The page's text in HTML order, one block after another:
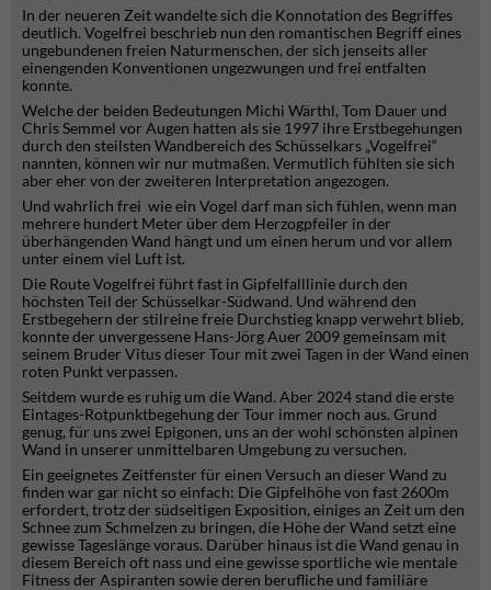
In der neueren Zeit wandelte sich die Konnotation des Begriffes
deutlich. Vogelfrei beschrieb nun den romantischen Begriff eines
ungebundenen freien Naturmenschen, der sich jenseits aller
einengenden Konventionen ungezwungen und frei entfalten
konnte.
Welche der beiden Bedeutungen Michi Wärthl, Tom Dauer und
Chris Semmel vor Augen hatten als sie 1997 ihre Erstbegehungen
durch den steilsten Wandbereich des Schüsselkars „Vogelfrei“
nannten, können wir nur mutmaßen. Vermutlich fühlten sie sich
aber eher von der zweiteren Interpretation angezogen.
Und wahrlich frei wie ein Vogel darf man sich fühlen, wenn man
mehrere hundert Meter über dem Herzogpfeiler in der
überhängenden Wand hängt und um einen herum und vor allem
unter einem viel Luft ist.
Die Route Vogelfrei führt fast in Gipfelfalllinie durch den
höchsten Teil der Schüsselkar-Südwand. Und während den
Erstbegehern der stilreine freie Durchstieg knapp verwehrt blieb,
konnte der unvergessene Hans-Jörg Auer 2009 gemeinsam mit
seinem Bruder Vitus dieser Tour mit zwei Tagen in der Wand einen
roten Punkt verpassen.
Seitdem wurde es ruhig um die Wand. Aber 2024 stand die erste
Eintages-Rotpunktbegehung der Tour immer noch aus. Grund
genug, für uns zwei Epigonen, uns an der wohl schönsten alpinen
Wand in unserer unmittelbaren Umgebung zu versuchen.
Ein geeignetes Zeitfenster für einen Versuch an dieser Wand zu
finden war gar nicht so einfach: Die Gipfelhöhe von fast 2600m
erfordert, trotz der südseitigen Exposition, einiges an Zeit um den
Schnee zum Schmelzen zu bringen, die Höhe der Wand setzt eine
gewisse Tageslänge voraus. Darüber hinaus ist die Wand genau in
diesem Bereich oft nass und eine gewisse sportliche wie mentale
Fitness der Aspiranten sowie deren berufliche und familiäre